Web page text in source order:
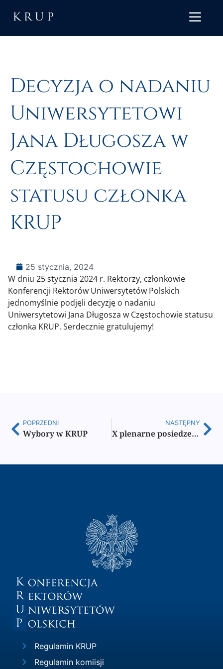
Decyzja o nadaniu
Uniwersytetowi
Jana Długosza w
Częstochowie
statusu członka
KRUP
25 stycznia, 2024
W dniu 25 stycznia 2024 r. Rektorzy, członkowie
Konferencji Rektorów Uniwersytetów Polskich
jednomyślnie podjęli decyzję o nadaniu
Uniwersytetowi Jana Długosza w Częstochowie statusu
członka KRUP. Serdecznie gratulujemy!
POPRZEDNI
Wybory w KRUP
NASTĘPNY
X plenarne posiedzenie KRUP
Regulamin KRUP
Regulamin komiisji